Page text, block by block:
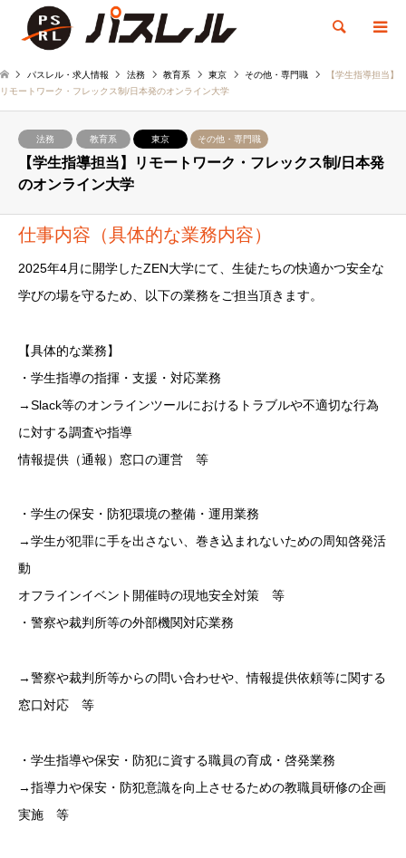
検索
パスレル・求人情報 法務 教育系 東京 その他・専門職
【学生指導担当】
リモートワーク・フレックス制/日本発のオンライン大学
法務 教育系 東京 その他・専門職
【学生指導担当】リモートワーク・フレックス制/日本発
のオンライン大学
仕事内容（具体的な業務内容）
2025年4月に開学したZEN大学にて、生徒たちの快適かつ安全な
学びの場を守るため、以下の業務をご担当頂きます。
【具体的な業務】
・学生指導の指揮・支援・対応業務
→Slack等のオンラインツールにおけるトラブルや不適切な行為
に対する調査や指導
情報提供（通報）窓口の運営 等
・学生の保安・防犯環境の整備・運用業務
→学生が犯罪に手を出さない、巻き込まれないための周知啓発活
動
オフラインイベント開催時の現地安全対策 等
・警察や裁判所等の外部機関対応業務
→警察や裁判所等からの問い合わせや、情報提供依頼等に関する
窓口対応 等
・学生指導や保安・防犯に資する職員の育成・啓発業務
→指導力や保安・防犯意識を向上させるための教職員研修の企画
実施 等